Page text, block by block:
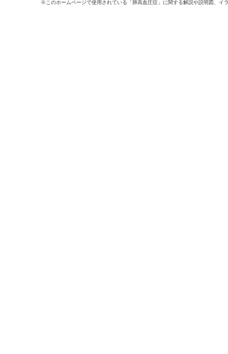
※このホームページで使用されている「肺高血圧症」に関する解説や説明図、